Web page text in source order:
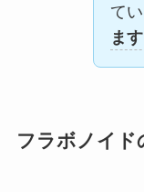
て
ます
フラボノイド